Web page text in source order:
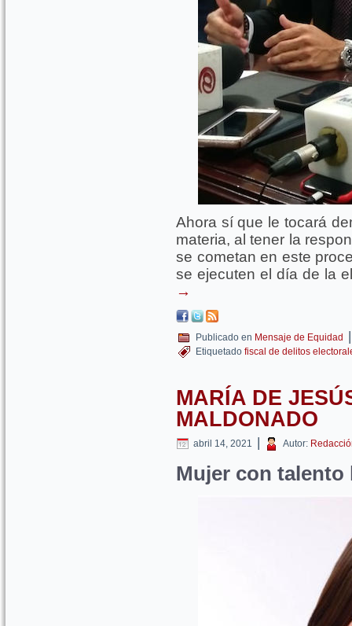
Ahora sí que le tocará
materia, al tener la
se cometan en este
se ejecuten el día de la
→
Publicado en Mensaje de Equidad |
Etiquetado fiscal de delitos
MARÍA DE
MALDONADO
abril 14, 2021 | Autor:
Mujer con talento